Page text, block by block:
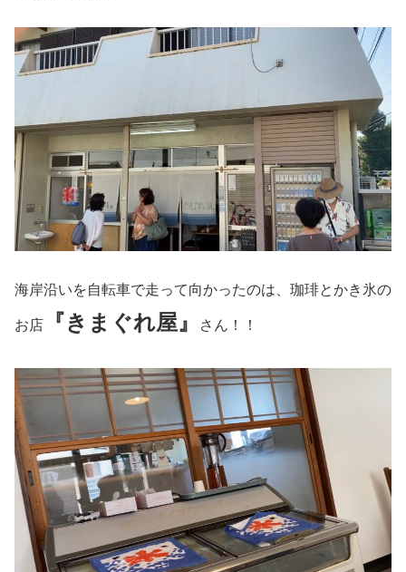
海岸沿いを自転車で走って向かったのは、珈琲とかき氷の
お店 『きまぐれ屋』 さん！！